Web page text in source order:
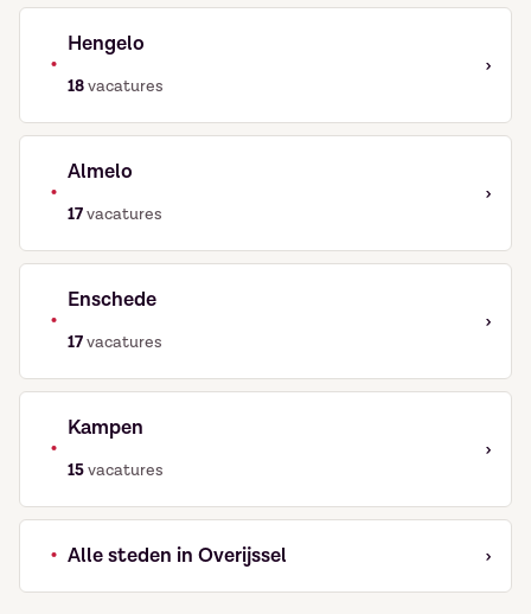
•
Hengelo
18vacatures
›
•
Almelo
17vacatures
›
•
Enschede
17vacatures
›
•
Kampen
15vacatures
›
• Alle steden in Overijssel ›